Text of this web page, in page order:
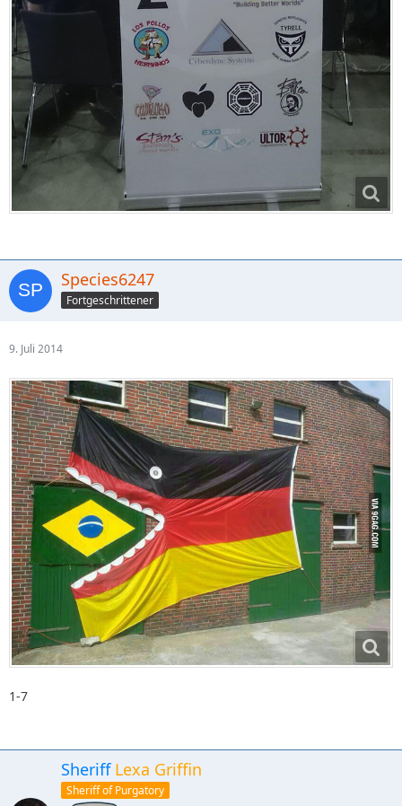
Species6247
Fortgeschrittener
9. Juli 2014
1-7
Sheriff Lexa Griffin
Sheriff of Purgatory